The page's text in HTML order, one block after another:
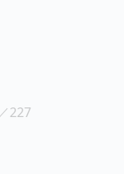
227